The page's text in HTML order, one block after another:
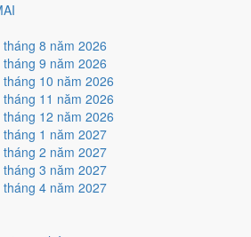
8 năm 2026
9 năm 2026
10 năm 2026
11 năm 2026
12 năm 2026
1 năm 2027
2 năm 2027
3 năm 2027
4 năm 2027
27/9/2027
27/8 âm lịch (Kỷ
xấu?
(Thứ Hai) là ngày 27/8/2027 âm lịch
Chi, Trực Kiến, Sao Nguy, nạp âm Đại
làNgày Bình Hòa
Giờ Hoàng Đạo trong ngày: